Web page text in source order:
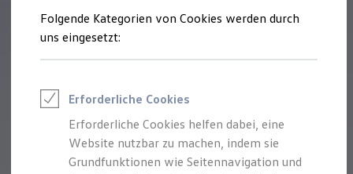
Kühlfahrzeuge
Feuerwehr
ONE Business ID Vorteile
Fahrzeuge online kaufen
Digitaler Marktplatz
Kauf & Finanzierung
Online-Fahrzeugbewertung
Aktionen & Angebote
Folgende Kategorien von Cookies werden durch
uns eingesetzt:
Erforderliche Cookies
Erforderliche Cookies helfen dabei, eine
Website nutzbar zu machen, indem sie
Grundfunktionen wie Seitennavigation und